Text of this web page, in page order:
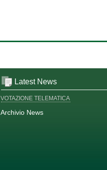
Latest News
VOTAZIONE TELEMATICA
Archivio News